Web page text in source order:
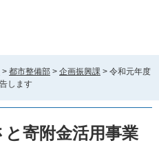
> 都市整備部 > 企画振興課 > 令和元年度
します
寄附金活用事業